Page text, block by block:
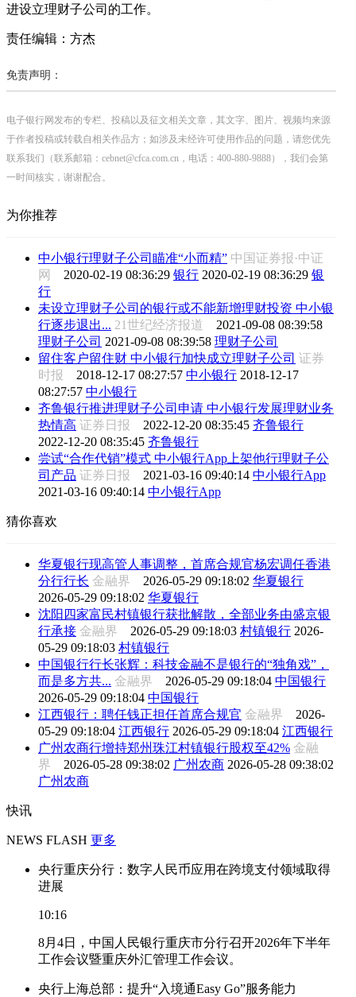
进设立理财子公司的工作。
责任编辑：方杰
免责声明：
电子银行网发布的专栏、投稿以及征文相关文章，其文字、图片、视频均来源
于作者投稿或转载自相关作品方；如涉及未经许可使用作品的问题，请您优先
联系我们（联系邮箱：cebnet@cfca.com.cn，电话：400-880-9888），我们会第
一时间核实，谢谢配合。
为你推荐
中小银行理财子公司瞄准“小而精” 中国证券报·中证
网 2020-02-19 08:36:29 银行 2020-02-19 08:36:29 银
行
未设立理财子公司的银行或不能新增理财投资 中小银
行逐步退出... 21世纪经济报道 2021-09-08 08:39:58
理财子公司 2021-09-08 08:39:58 理财子公司
留住客户留住财 中小银行加快成立理财子公司 证券
时报 2018-12-17 08:27:57 中小银行 2018-12-17
08:27:57 中小银行
齐鲁银行推进理财子公司申请 中小银行发展理财业务
热情高 证券日报 2022-12-20 08:35:45 齐鲁银行
2022-12-20 08:35:45 齐鲁银行
尝试“合作代销”模式 中小银行App上架他行理财子公
司产品 证券日报 2021-03-16 09:40:14 中小银行App
2021-03-16 09:40:14 中小银行App
猜你喜欢
华夏银行现高管人事调整，首席合规官杨宏调任香港
分行行长 金融界 2026-05-29 09:18:02 华夏银行
2026-05-29 09:18:02 华夏银行
沈阳四家富民村镇银行获批解散，全部业务由盛京银
行承接 金融界 2026-05-29 09:18:03 村镇银行 2026-
05-29 09:18:03 村镇银行
中国银行行长张辉：科技金融不是银行的“独角戏”，
而是多方共... 金融界 2026-05-29 09:18:04 中国银行
2026-05-29 09:18:04 中国银行
江西银行：聘任钱正担任首席合规官 金融界 2026-
05-29 09:18:04 江西银行 2026-05-29 09:18:04 江西银行
广州农商行增持郑州珠江村镇银行股权至42% 金融
界 2026-05-28 09:38:02 广州农商 2026-05-28 09:38:02
广州农商
快讯
NEWS FLASH 更多
央行重庆分行：数字人民币应用在跨境支付领域取得
进展
10:16
8月4日，中国人民银行重庆市分行召开2026年下半年
工作会议暨重庆外汇管理工作会议。
央行上海总部：提升“入境通Easy Go”服务能力